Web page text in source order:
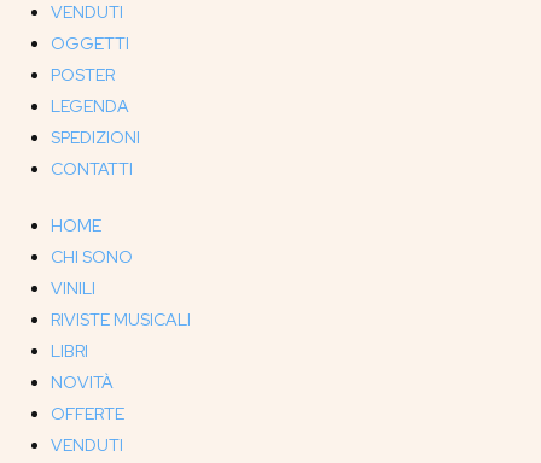
VENDUTI
OGGETTI
POSTER
LEGENDA
SPEDIZIONI
CONTATTI
HOME
CHI SONO
VINILI
RIVISTE MUSICALI
LIBRI
NOVITÀ
OFFERTE
VENDUTI